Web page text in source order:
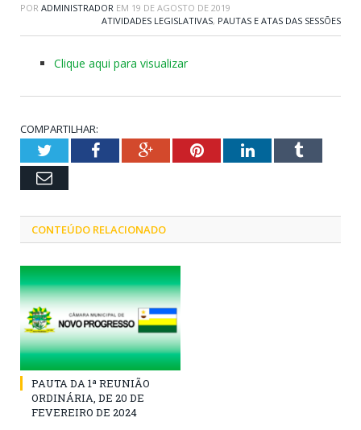
POR ADMINISTRADOR EM 19 DE AGOSTO DE 2019
ATIVIDADES LEGISLATIVAS, PAUTAS E ATAS DAS SESSÕES
Clique aqui para visualizar
COMPARTILHAR:
TwitterFacebookGoogle+PinterestLinkedInTumblr
Email
CONTEÚDO RELACIONADO
PAUTA DA 1ª REUNIÃO
ORDINÁRIA, DE 20 DE
FEVEREIRO DE 2024